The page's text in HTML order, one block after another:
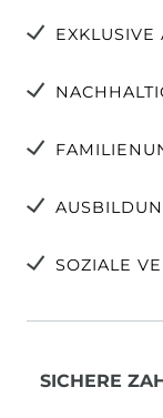
EXKLUSIVE
SOZIALE
SICHERE